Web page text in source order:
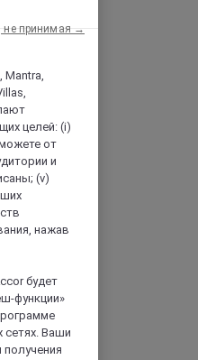
Mantra,
целей: (i)
от
и
(v)
нажав
будет
функции»
сетях. Ваши
не принимая →